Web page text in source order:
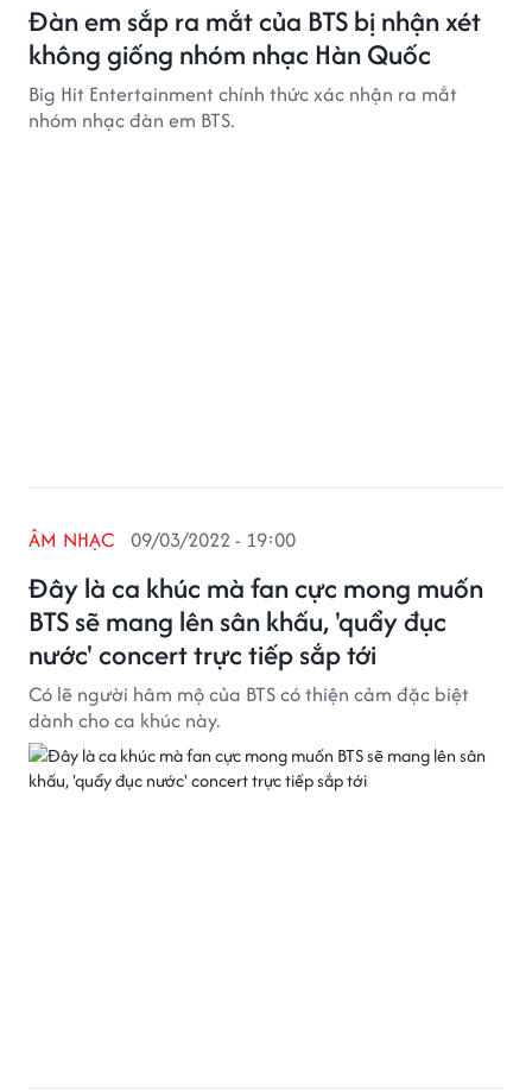
Đàn em sắp ra mắt của BTS bị nhận xét
không giống nhóm nhạc Hàn Quốc
Big Hit Entertainment chính thức xác nhận ra mắt
nhóm nhạc đàn em BTS.
Đây là ca khúc mà fan cực mong muốn
BTS sẽ mang lên sân khấu, 'quẩy đục
nước' concert trực tiếp sắp tới
ÂM NHẠC 09/03/2022 - 19:00
Có lẽ người hâm mộ của BTS có thiện cảm đặc biệt
dành cho ca khúc này.